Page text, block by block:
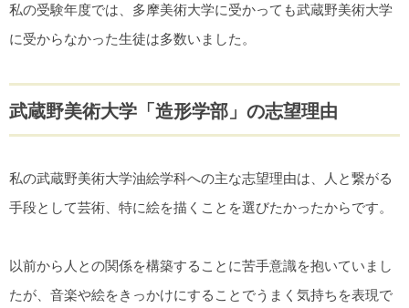
私の受験年度では、多摩美術大学に受かっても武蔵野美術大学
に受からなかった生徒は多数いました。
武蔵野美術大学「造形学部」の志望理由
私の武蔵野美術大学油絵学科への主な志望理由は、人と繋がる
手段として芸術、特に絵を描くことを選びたかったからです。
以前から人との関係を構築することに苦手意識を抱いていまし
たが、音楽や絵をきっかけにすることでうまく気持ちを表現で